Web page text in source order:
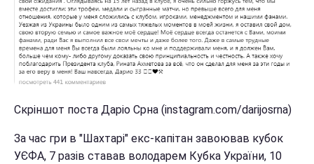
Скріншот поста Даріо Срна (instagram.com/darijosrna)
За час гри в "Шахтарі" екс-капітан завоював кубок
УЄФА, 7 разів ставав володарем Кубка України, 10